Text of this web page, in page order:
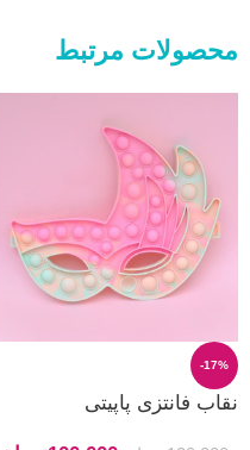
محصولات مرتبط
-17%
نقاب فانتزی پاپیتی